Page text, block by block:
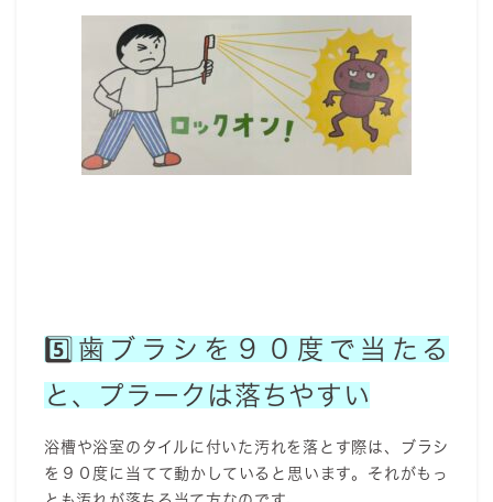
5️⃣歯ブラシを９０度で当たる
と、プラークは落ちやすい
浴槽や浴室のタイルに付いた汚れを落とす際は、ブラシ
を９０度に当てて動かしていると思います。それがもっ